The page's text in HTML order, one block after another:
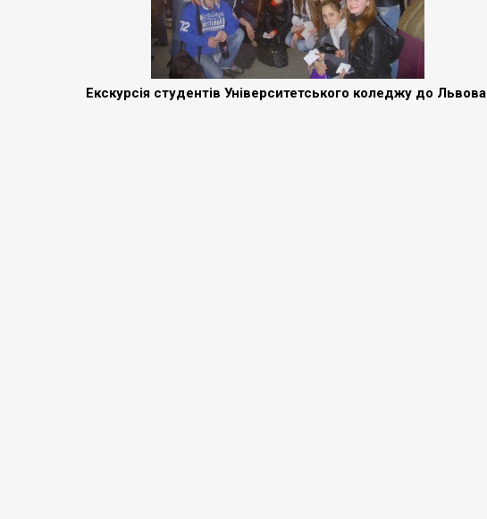
Екскурсія студентів Університетського коледжу до Львова